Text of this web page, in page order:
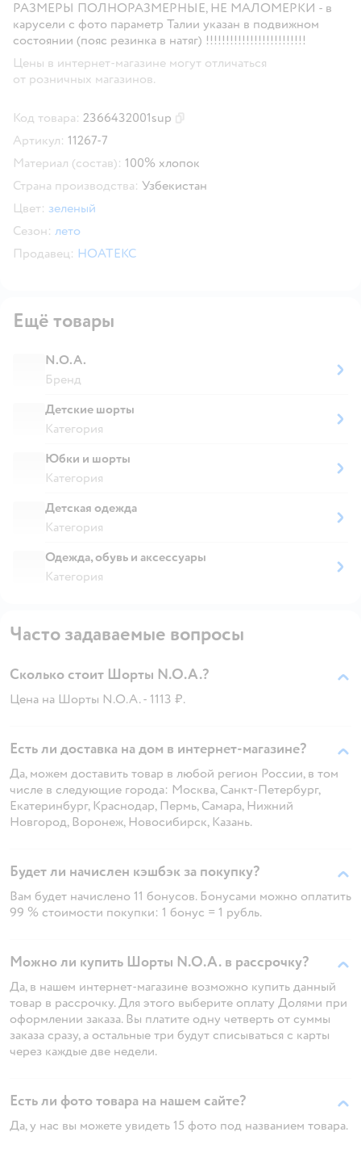
РАЗМЕРЫ ПОЛНОРАЗМЕРНЫЕ, НЕ МАЛОМЕРКИ - в
карусели с фото параметр Талии указан в подвижном
состоянии (пояс резинка в натяг) !!!!!!!!!!!!!!!!!!!!!!!!!
Цены в интернет-магазине могут отличаться
от розничных магазинов.
Код товара: 2366432001sup
Артикул: 11267-7
Материал (состав): 100% хлопок
Страна производства: Узбекистан
Цвет: зеленый
Сезон: лето
Продавец: НОАТЕКС
Ещё товары
N.O.A.
Бренд
Детские шорты
Категория
Юбки и шорты
Категория
Детская одежда
Категория
Одежда, обувь и аксессуары
Категория
Часто задаваемые вопросы
Сколько стоит Шорты N.O.A.?
Цена на Шорты N.O.A. - 1113 ₽.
Есть ли доставка на дом в интернет-магазине?
Да, можем доставить товар в любой регион России, в том
числе в следующие города: Москва, Санкт-Петербург,
Екатеринбург, Краснодар, Пермь, Самара, Нижний
Новгород, Воронеж, Новосибирск, Казань.
Будет ли начислен кэшбэк за покупку?
Вам будет начислено 11 бонусов. Бонусами можно оплатить
99 % стоимости покупки: 1 бонус = 1 рубль.
Можно ли купить Шорты N.O.A. в рассрочку?
Да, в нашем интернет-магазине возможно купить данный
товар в рассрочку. Для этого выберите оплату Долями при
оформлении заказа. Вы платите одну четверть от суммы
заказа сразу, а остальные три будут списываться с карты
через каждые две недели.
Есть ли фото товара на нашем сайте?
Да, у нас вы можете увидеть 15 фото под названием товара.